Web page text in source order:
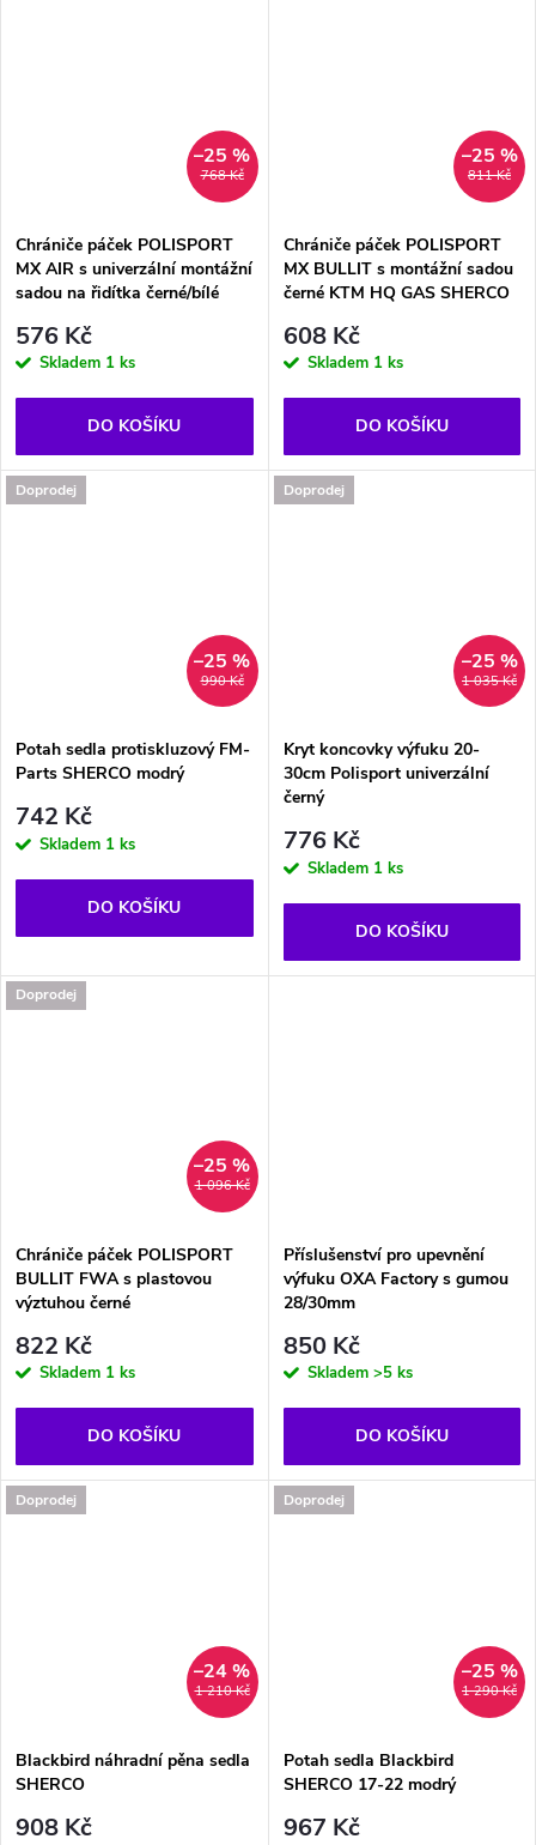
768 Kč
–25 %
Chrániče páček POLISPORT
MX AIR s univerzální montážní
sadou na řidítka černé/bílé
576 Kč
Skladem 1 ks
DO KOŠÍKU
811 Kč
–25 %
Chrániče páček POLISPORT
MX BULLIT s montážní sadou
černé KTM HQ GAS SHERCO
608 Kč
Skladem 1 ks
DO KOŠÍKU
Doprodej
990 Kč
–25 %
Potah sedla protiskluzový FM-
Parts SHERCO modrý
742 Kč
Skladem 1 ks
DO KOŠÍKU
Doprodej
1 035 Kč
–25 %
Kryt koncovky výfuku 20-
30cm Polisport univerzální
černý
776 Kč
Skladem 1 ks
DO KOŠÍKU
Doprodej
1 096 Kč
–25 %
Chrániče páček POLISPORT
BULLIT FWA s plastovou
výztuhou černé
822 Kč
Skladem 1 ks
DO KOŠÍKU
Příslušenství pro upevnění
výfuku OXA Factory s gumou
28/30mm
850 Kč
Skladem >5 ks
DO KOŠÍKU
Doprodej
1 210 Kč
–24 %
Blackbird náhradní pěna sedla
SHERCO
908 Kč
Doprodej
1 290 Kč
–25 %
Potah sedla Blackbird
SHERCO 17-22 modrý
967 Kč